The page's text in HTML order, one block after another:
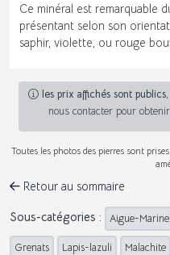
Ce minéral est remarquable
présentant selon son
saphir, violette, ou rouge
les prix affichés sont publics
nous contacter pour
Toutes les photos des pierres sont
Retour au sommaire
Sous-catégories : Aigue-Marine
Grenats Lapis-lazuli Malachite